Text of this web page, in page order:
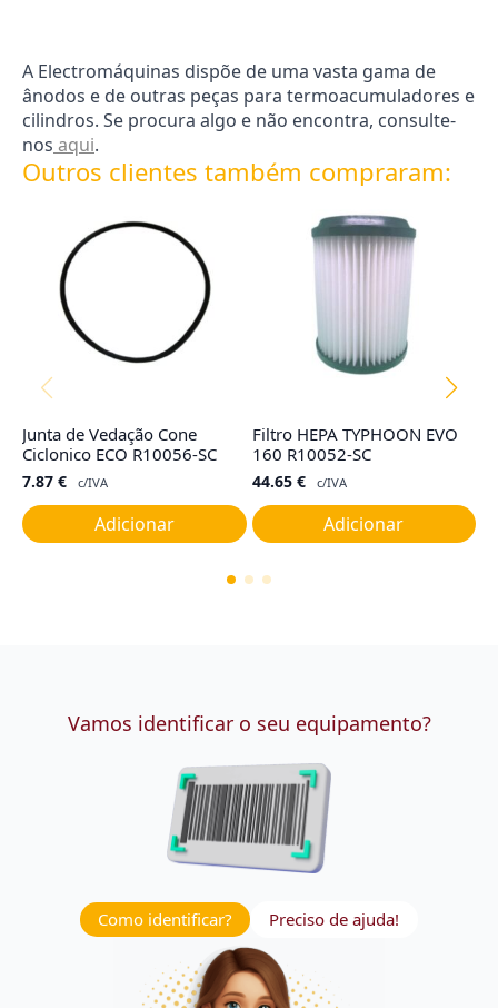
A Electromáquinas dispõe de uma vasta gama de
ânodos e de outras peças para termoacumuladores e
cilindros. Se procura algo e não encontra, consulte-
nos aqui.
Outros clientes também compraram:
Junta de Vedação Cone
Ciclonico ECO R10056-SC
7.87 € c/IVA
Adicionar
Filtro HEPA TYPHOON EVO
160 R10052-SC
44.65 € c/IVA
Adicionar
Vamos identificar o seu equipamento?
Como identificar? Preciso de ajuda!